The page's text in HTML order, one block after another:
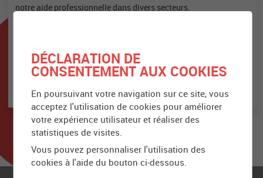
notre aide professionnelle dans divers secteurs.
de Caritas !
DÉCLARATION DE
CONSENTEMENT AUX COOKIES
En poursuivant votre navigation sur ce site, vous
acceptez l'utilisation de cookies pour améliorer
votre expérience utilisateur et réaliser des
statistiques de visites.
Vous pouvez personnaliser l'utilisation des
cookies à l'aide du bouton ci-dessous.